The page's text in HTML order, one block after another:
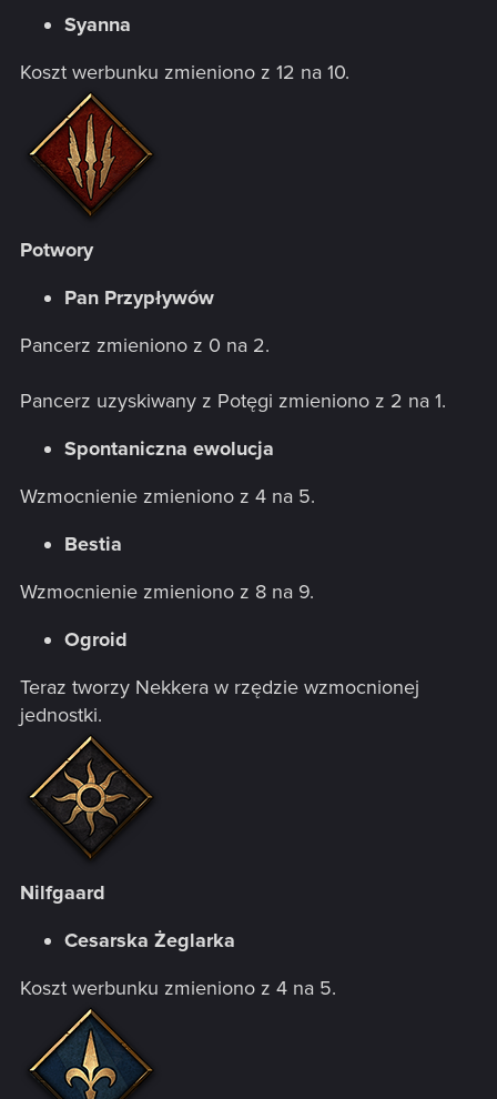
Syanna
Koszt werbunku zmieniono z 12 na 10.
Potwory
Pan Przypływów
Pancerz zmieniono z 0 na 2.
Pancerz uzyskiwany z Potęgi zmieniono z 2 na 1.
Spontaniczna ewolucja
Wzmocnienie zmieniono z 4 na 5.
Bestia
Wzmocnienie zmieniono z 8 na 9.
Ogroid
Teraz tworzy Nekkera w rzędzie wzmocnionej
jednostki.
Nilfgaard
Cesarska Żeglarka
Koszt werbunku zmieniono z 4 na 5.